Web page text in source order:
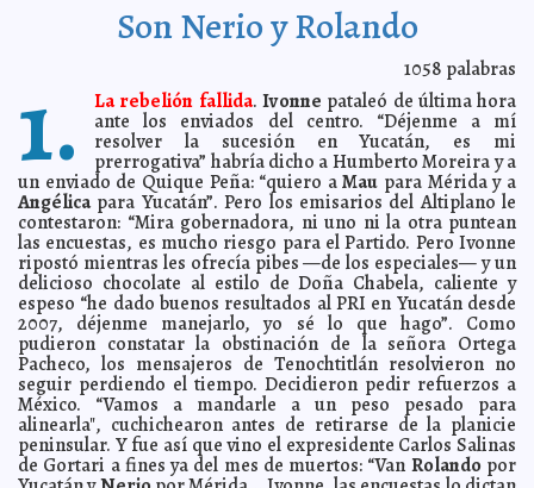
Tahdziú, será sede de un evento sobre semillas criollas
Guillermo Barrera Fernandez
Los zombis no podrán ir de vacaciones a AlemaniaA7
2011-12-06 11:34:23 Rihanna inundó su cuarto en el Savoy A7
2011-12-06 11:32:15 João Havelange renuncia al Comité Olímpico
Internacional A7
2011-12-06 11:30:12 Clonarán un mamut A7
2011-12-05 20:53:50 El mejor diseñador de portadas de libros del mundo A7
2011-12-05 18:37:40 Niño de 8 años se hace millonario vendiendo canicas
A7
2011-12-05 18:33:27 Desactivan bomba de 1.8 toneladas A7
2011-12-05 18:28:17 Frank Sinatra fue enterrado con una cajetilla de Camel
y un Zippo A7
2011-12-05 18:04:11 Va el Dr. Tilo al V Distrito Electoral Federal A7
2011-12-05 12:29:10 En marcha un plan de seguridad en escuelas de Dzitás
A7
2011-12-05 12:24:48 Un ex aspirante del PRI renuncia a su partido y se va al
PAN en Tekal de Venegas A7
2011-12-05 12:19:34 Al fin Sudzal contará con un campo de fútbol A7
Son Nerio y Rolando
1058 palabras
1. La rebelión fallida.Ivonne pataleó de última hora
ante los enviados del centro. “Déjenme a mí
resolver la sucesión en Yucatán, es mi
prerrogativa” habría dicho a Humberto Moreira y a
un enviado de Quique Peña: “quiero aMau para Mérida y a
Angélica para Yucatán”. Pero los emisarios del Altiplano le
contestaron: “Mira gobernadora, ni uno ni la otra puntean
las encuestas, es mucho riesgo para el Partido. Pero Ivonne
ripostó mientras les ofrecía pibes —de los especiales— y un
delicioso chocolate al estilo de Doña Chabela, caliente y
espeso “he dado buenos resultados al PRI en Yucatán desde
2007, déjenme manejarlo, yo sé lo que hago”. Como
pudieron constatar la obstinación de la señora Ortega
Pacheco, los mensajeros de Tenochtitlán resolvieron no
seguir perdiendo el tiempo. Decidieron pedir refuerzos a
México. “Vamos a mandarle a un peso pesado para
alinearla", cuchichearon antes de retirarse de la planicie
peninsular. Y fue así que vino el expresidente Carlos Salinas
de Gortari a fines ya del mes de muertos: “Van Rolando por